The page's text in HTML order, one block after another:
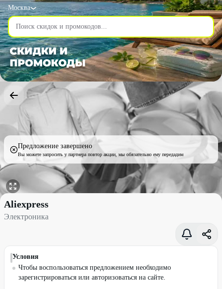
Москва
Предложение завершено
Вы можете запросить у партнера повтор акции, мы обязательно ему передадим
Электроника со скидкой до 70% - Aliexpress в Москве
Aliexpress
Электроника
Условия
Чтобы воспользоваться предложением необходимо
зарегистрироваться или авторизоваться на сайте.